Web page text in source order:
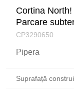
Cortina
Parcare
CP3290650
Pipera
Suprafață